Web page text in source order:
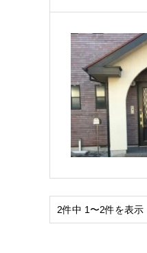
2件中 1〜2件を表示